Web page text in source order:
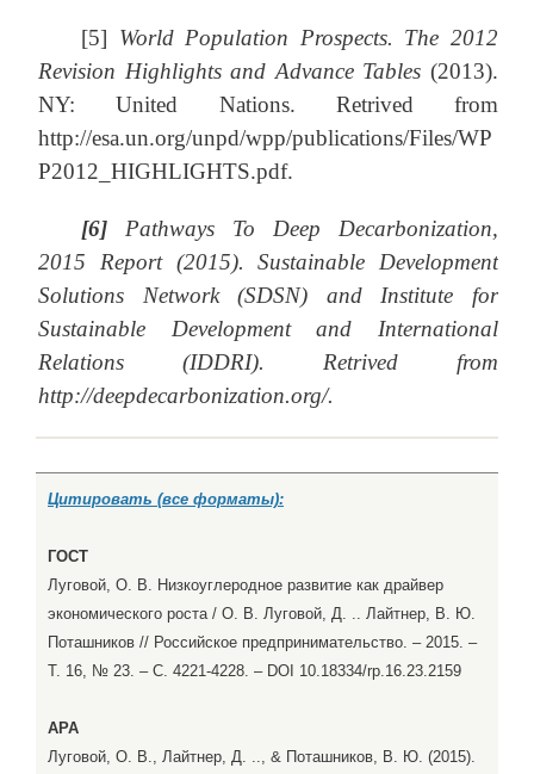
[5] World Population Prospects. The 2012
Revision Highlights and Advance Tables (2013).
NY: United Nations. Retrived from
http://esa.un.org/unpd/wpp/publications/Files/WP
P2012_HIGHLIGHTS.pdf.
[6] Pathways To Deep Decarbonization,
2015 Report (2015). Sustainable Development
Solutions Network (SDSN) and Institute for
Sustainable Development and International
Relations (IDDRI). Retrived from
http://deepdecarbonization.org/.
Цитировать (все форматы):
ГОСТ
Луговой, О. В. Низкоуглеродное развитие как драйвер
экономического роста / О. В. Луговой, Д. .. Лайтнер, В. Ю.
Поташников // Российское предпринимательство. – 2015. –
Т. 16, № 23. – С. 4221-4228. – DOI 10.18334/rp.16.23.2159
APA
Луговой, О. В., Лайтнер, Д. .., & Поташников, В. Ю. (2015).